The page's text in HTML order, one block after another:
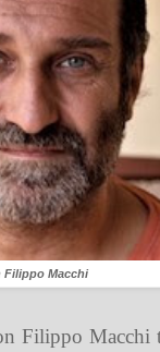
Filippo Macchi
Filippo